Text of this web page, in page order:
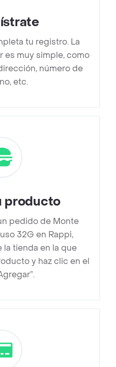
tu registro. La
es muy simple, como
número de
etc.
producto
pedido de Monte
32G en Rappi,
tienda en la que
y haz clic en el